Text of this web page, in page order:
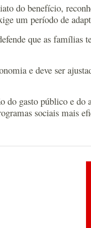
do benefício,
um período de
que as famílias
e deve ser
do gasto público e
sociais mais